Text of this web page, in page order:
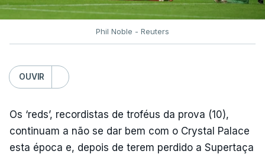
Phil Noble - Reuters
OUVIR
Os ‘reds’, recordistas de troféus da prova (10),
continuam a não se dar bem com o Crystal Palace
esta época e, depois de terem perdido a Supertaça